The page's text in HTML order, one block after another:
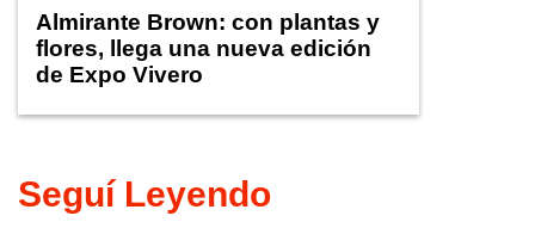
Almirante Brown: con plantas y
flores, llega una nueva edición
de Expo Vivero
Seguí Leyendo